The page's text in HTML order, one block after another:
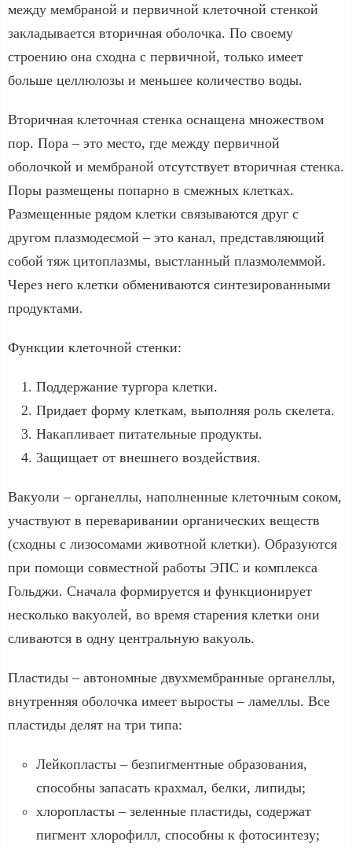
между мембраной и первичной клеточной стенкой
закладывается вторичная оболочка. По своему
строению она сходна с первичной, только имеет
больше целлюлозы и меньшее количество воды.
Вторичная клеточная стенка оснащена множеством
пор. Пора – это место, где между первичной
оболочкой и мембраной отсутствует вторичная стенка.
Поры размещены попарно в смежных клетках.
Размещенные рядом клетки связываются друг с
другом плазмодесмой – это канал, представляющий
собой тяж цитоплазмы, выстланный плазмолеммой.
Через него клетки обмениваются синтезированными
продуктами.
Функции клеточной стенки:
Поддержание тургора клетки.
Придает форму клеткам, выполняя роль скелета.
Накапливает питательные продукты.
Защищает от внешнего воздействия.
Вакуоли – органеллы, наполненные клеточным соком,
участвуют в переваривании органических веществ
(сходны с лизосомами животной клетки). Образуются
при помощи совместной работы ЭПС и комплекса
Гольджи. Сначала формируется и функционирует
несколько вакуолей, во время старения клетки они
сливаются в одну центральную вакуоль.
Пластиды – автономные двухмембранные органеллы,
внутренняя оболочка имеет выросты – ламеллы. Все
пластиды делят на три типа:
Лейкопласты – безпигментные образования,
способны запасать крахмал, белки, липиды;
хлоропласты – зеленные пластиды, содержат
пигмент хлорофилл, способны к фотосинтезу;